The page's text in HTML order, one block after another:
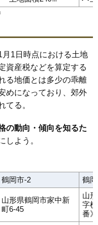
76万円 -9.6%
498万円 -0.8%
102万円 -16.2%
365万円 -4.4%
690万円 -1.4%
121万円 -12.4%
413万円
340万円 -13.5%
445万円
305万円 -7.4%
249万円 -10.7%
133万円 -5.5%
」
1日時点における土地
資産税などを算定する
る地価とは多少の乖離
めになっており、郊外
てる。
の動向・傾向を知るた
しよう。
鶴岡市-2 鶴
山形県鶴岡市家中新
町6-45
山
字
番》
友江 友江町鳥居町
東原町日出日吉町
美原町三和三和町睦町
湯野浜 由良陽光町
駅羽前水沢駅